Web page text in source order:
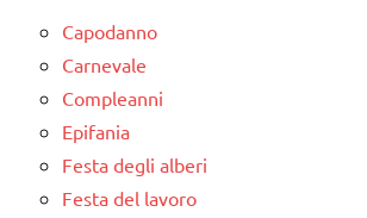
Capodanno
Carnevale
Compleanni
Epifania
Festa degli alberi
Festa del lavoro